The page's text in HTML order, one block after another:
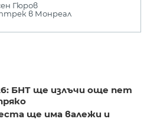
Гюров
в Монреал
БНТ ще излъчи още пет
ще има валежи и